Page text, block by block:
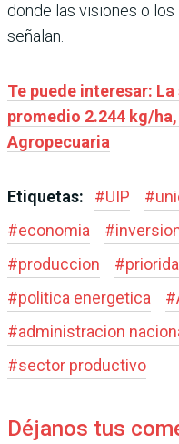
donde las visiones o
señalan.
Te puede interesar:
promedio 2.244 kg/
Agropecuaria
Etiquetas: #UIP #
#economia #
#produccion #
#politica energetica #
#administracion
#sector productivo
Déjanos tus